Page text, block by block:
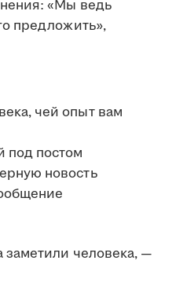
«Мы ведь
предложить»,
чей опыт вам
под постом
новость
человека, —